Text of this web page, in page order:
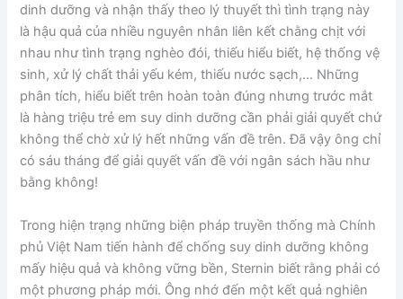
dinh dưỡng và nhận thấy theo lý thuyết thì tình trạng này
là hậu quả của nhiều nguyên nhân liên kết chằng chịt với
nhau như tình trạng nghèo đói, thiếu hiểu biết, hệ thống vệ
sinh, xử lý chất thải yếu kém, thiếu nước sạch,… Những
phân tích, hiểu biết trên hoàn toàn đúng nhưng trước mắt
là hàng triệu trẻ em suy dinh dưỡng cần phải giải quyết chứ
không thể chờ xử lý hết những vấn đề trên. Đã vậy ông chỉ
có sáu tháng để giải quyết vấn đề với ngân sách hầu như
bằng không!
Trong hiện trạng những biện pháp truyền thống mà Chính
phủ Việt Nam tiến hành để chống suy dinh dưỡng không
mấy hiệu quả và không vững bền, Sternin biết rằng phải có
một phương pháp mới. Ông nhớ đến một kết quả nghiên